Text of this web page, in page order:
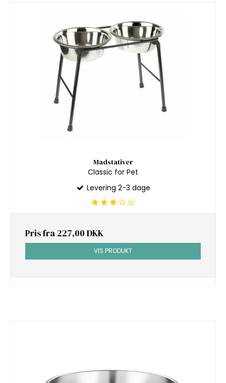
Madstativer
Classic for Pet
Levering 2-3 dage
Pris fra 227,00 DKK
VIS PRODUKT